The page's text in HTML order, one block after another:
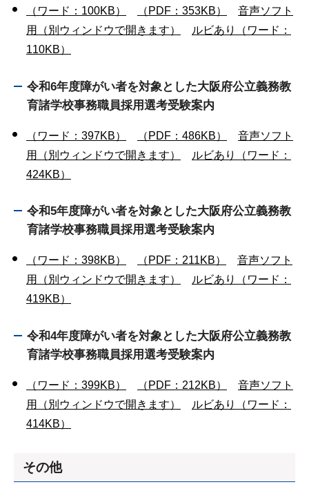
（ワード：100KB） （PDF：353KB）
音声ソフト
用（別ウィンドウで開きます）
ルビあり（ワード：
110KB）
令和6年度障がい者を対象とした大阪府公立義務教
育諸学校事務職員採用選考受験案内
（ワード：397KB） （PDF：486KB）
音声ソフト
用（別ウィンドウで開きます）
ルビあり（ワード：
424KB）
令和5年度障がい者を対象とした大阪府公立義務教
育諸学校事務職員採用選考受験案内
（ワード：398KB） （PDF：211KB）
音声ソフト
用（別ウィンドウで開きます）
ルビあり（ワード：
419KB）
令和4年度障がい者を対象とした大阪府公立義務教
育諸学校事務職員採用選考受験案内
（ワード：399KB） （PDF：212KB）
音声ソフト
用（別ウィンドウで開きます）
ルビあり（ワード：
414KB）
その他